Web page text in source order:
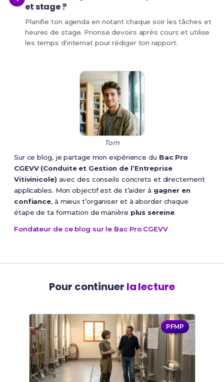
et stage ?
Planifie ton agenda en notant chaque soir les tâches et
heures de stage. Priorise devoirs après cours et utilise
les temps d'internat pour rédiger ton rapport.
Tom
Sur ce blog, je partage mon expérience du Bac Pro
CGEVV (Conduite et Gestion de l’Entreprise
Vitivinicole) avec des conseils concrets et directement
applicables. Mon objectif est de t’aider à gagner en
confiance, à mieux t’organiser et à aborder chaque
étape de ta formation de manière plus sereine.
Fondateur de ce blog sur le Bac Pro CGEVV
Pour continuer la lecture
PFMP